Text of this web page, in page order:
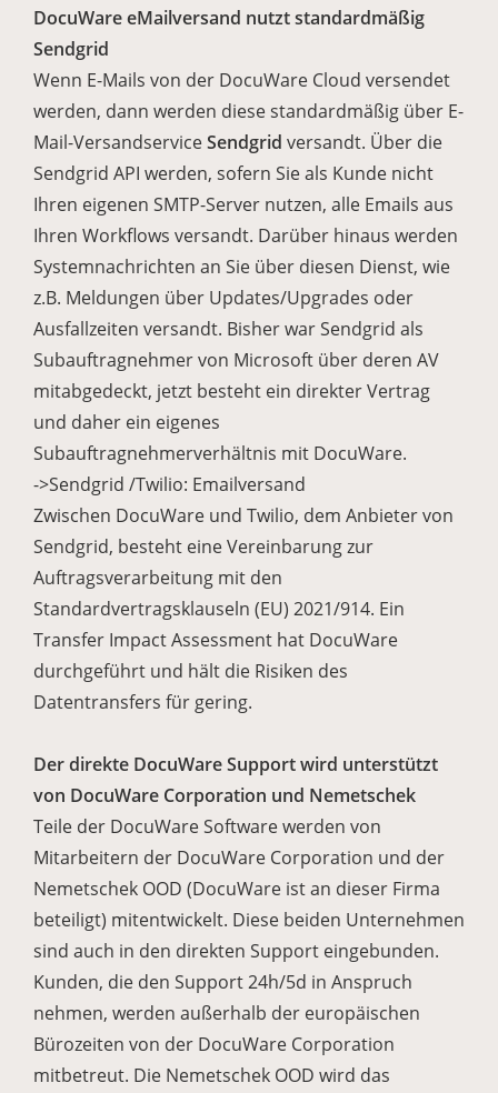
DocuWare eMailversand nutzt standardmäßig
Sendgrid
Wenn E-Mails von der DocuWare Cloud versendet
werden, dann werden diese standardmäßig über E-
Mail-VersandserviceSendgrid versandt. Über die
Sendgrid API werden, sofern Sie als Kunde nicht
Ihren eigenen SMTP-Server nutzen, alle Emails aus
Ihren Workflows versandt. Darüber hinaus werden
Systemnachrichten an Sie über diesen Dienst, wie
z.B. Meldungen über Updates/Upgrades oder
Ausfallzeiten versandt. Bisher war Sendgrid als
Subauftragnehmer von Microsoft über deren AV
mitabgedeckt, jetzt besteht ein direkter Vertrag
und daher ein eigenes
Subauftragnehmerverhältnis mit DocuWare.
->Sendgrid /Twilio: Emailversand
Zwischen DocuWare und Twilio, dem Anbieter von
Sendgrid, besteht eine Vereinbarung zur
Auftragsverarbeitung mit den
Standardvertragsklauseln (EU) 2021/914. Ein
Transfer Impact Assessment hat DocuWare
durchgeführt und hält die Risiken des
Datentransfers für gering.
Der direkte DocuWare Support wird unterstützt
von DocuWare Corporation und Nemetschek
Teile der DocuWare Software werden von
Mitarbeitern der DocuWare Corporation und der
Nemetschek OOD (DocuWare ist an dieser Firma
beteiligt) mitentwickelt. Diese beiden Unternehmen
sind auch in den direkten Support eingebunden.
Kunden, die den Support 24h/5d in Anspruch
nehmen, werden außerhalb der europäischen
Bürozeiten von der DocuWare Corporation
mitbetreut. Die Nemetschek OOD wird das